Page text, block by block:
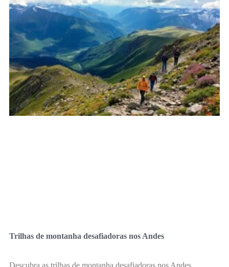
Trilhas de montanha desafiadoras nos Andes
Descubra as trilhas de montanha desafiadoras nos Andes.